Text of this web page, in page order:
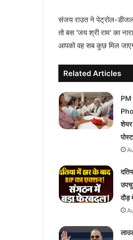
संजय राउत ने पेट्रोल-डीजल
तो बस 'जय श्री राम' का
आपको वह सब कुछ मिल
Related Articles
शेयर
पोस्ट
दौड़